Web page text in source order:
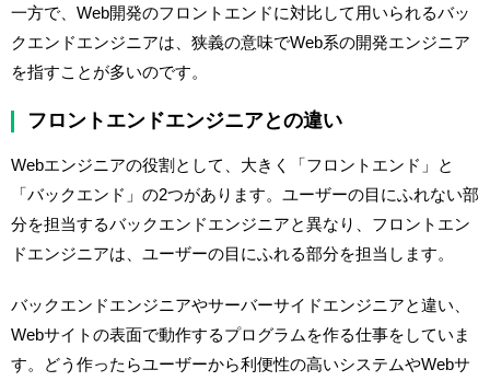
一方で、Web開発のフロントエンドに対比して用いられるバッ
クエンドエンジニアは、狭義の意味でWeb系の開発エンジニア
を指すことが多いのです。
フロントエンドエンジニアとの違い
Webエンジニアの役割として、大きく「フロントエンド」と
「バックエンド」の2つがあります。ユーザーの目にふれない部
分を担当するバックエンドエンジニアと異なり、フロントエン
ドエンジニアは、ユーザーの目にふれる部分を担当します。
バックエンドエンジニアやサーバーサイドエンジニアと違い、
Webサイトの表面で動作するプログラムを作る仕事をしていま
す。どう作ったらユーザーから利便性の高いシステムやWebサ